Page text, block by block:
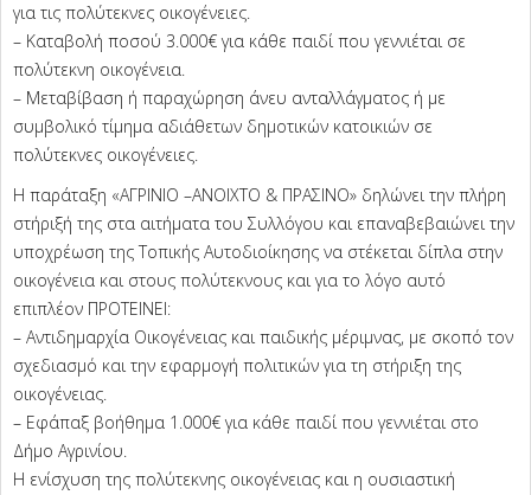
για τις πολύτεκνες οικογένειες.
– Καταβολή ποσού 3.000€ για κάθε παιδί που γεννιέται σε
πολύτεκνη οικογένεια.
– Μεταβίβαση ή παραχώρηση άνευ ανταλλάγματος ή με
συμβολικό τίμημα αδιάθετων δημοτικών κατοικιών σε
πολύτεκνες οικογένειες.
Η παράταξη «ΑΓΡΙΝΙΟ –ΑΝΟΙΧΤΟ & ΠΡΑΣΙΝΟ» δηλώνει την πλήρη
στήριξή της στα αιτήματα του Συλλόγου και επαναβεβαιώνει την
υποχρέωση της Τοπικής Αυτοδιοίκησης να στέκεται δίπλα στην
οικογένεια και στους πολύτεκνους και για το λόγο αυτό
επιπλέον ΠΡΟΤΕΙΝΕΙ:
– Αντιδημαρχία Οικογένειας και παιδικής μέριμνας, με σκοπό τον
σχεδιασμό και την εφαρμογή πολιτικών για τη στήριξη της
οικογένειας.
– Εφάπαξ βοήθημα 1.000€ για κάθε παιδί που γεννιέται στο
Δήμο Αγρινίου.
Η ενίσχυση της πολύτεκνης οικογένειας και η ουσιαστική